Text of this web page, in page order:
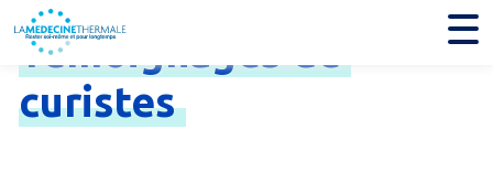
Témoignages
curistes